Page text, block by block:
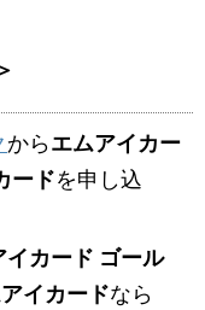
からエムアイカー
ードを申し込
イカード ゴール
イカードなら